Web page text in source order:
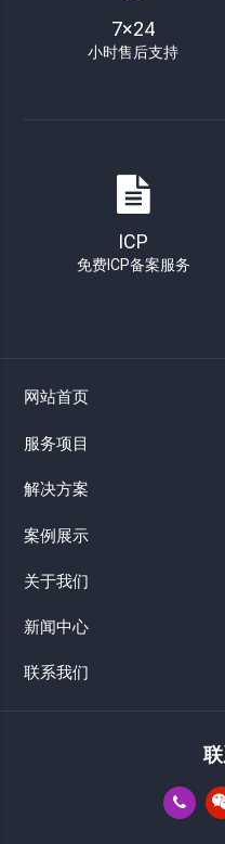
7×24
小时售后支持
ICP
免费ICP备案服务
网站首页
服务项目
解决方案
案例展示
关于我们
新闻中心
联系我们